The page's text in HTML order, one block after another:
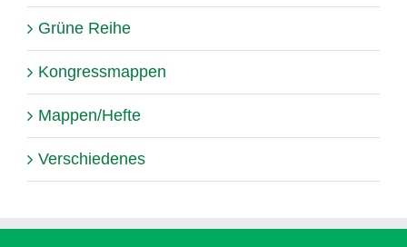
Grüne Reihe
Kongressmappen
Mappen/Hefte
Verschiedenes